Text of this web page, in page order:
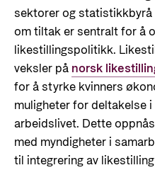
sektorer og statistikkbyrå
om tiltak er sentralt for å
likestillingspolitikk.
veksler på norsk
for å styrke kvinners
muligheter for deltakelse
arbeidslivet. Dette
med myndigheter i
til integrering av